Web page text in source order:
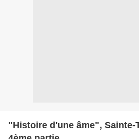
"Histoire d'une âme", Sainte-